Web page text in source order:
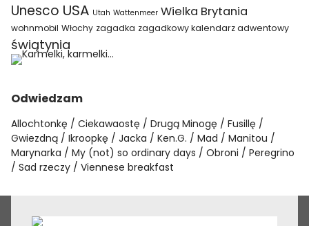
Unesco USA Utah Wattenmeer Wielka Brytania
wohnmobil Włochy zagadka zagadkowy kalendarz adwentowy
świątynia
Odwiedzam
Allochtonkę Ciekawaostę Drugą Minogę
Fusillę
Gwiezdną
Ikroopkę Jacka Ken.G. Mad
Manitou
Marynarka
My (not) so ordinary days Obroni
Peregrino
Sad rzeczy
Viennese breakfast